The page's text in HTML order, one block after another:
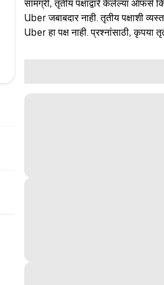
सामग्री, तृतीय पक्षाद्वारे केलेल्या ऑफर्स
Uber जबाबदार नाही. तृतीय पक्षाशी
Uber हा पक्ष नाही. प्रश्नांसाठी, कृपया